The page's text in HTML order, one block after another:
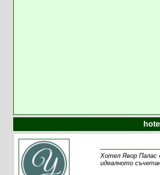
Хотел Явор Палас
идеалното